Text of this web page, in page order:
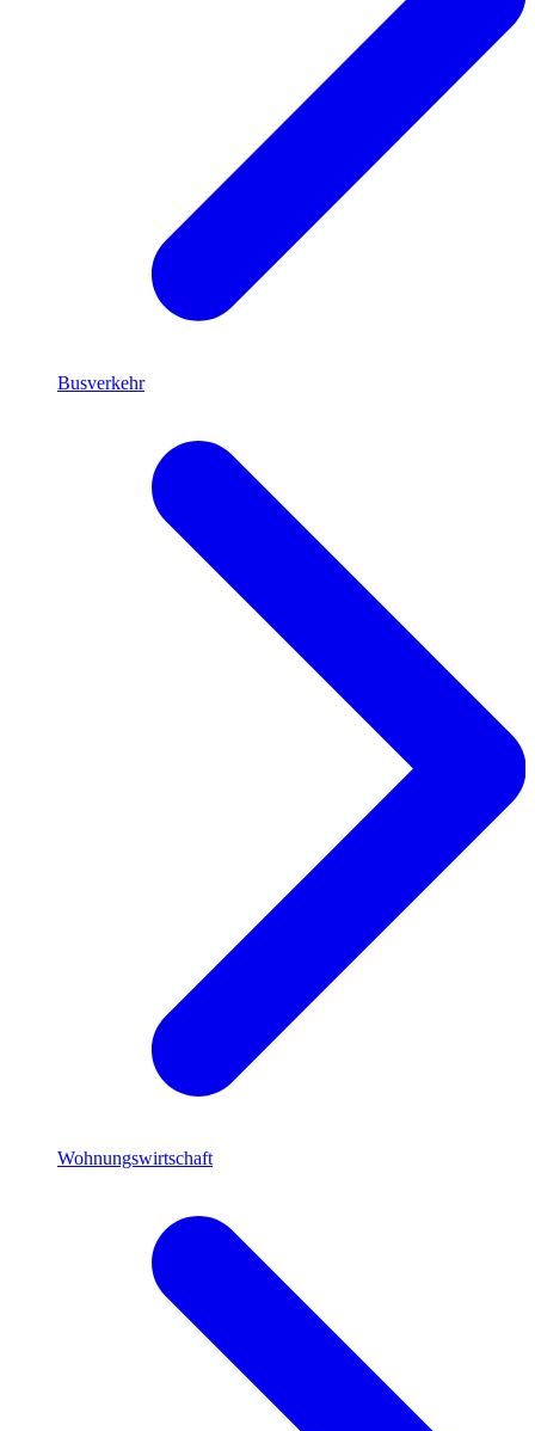
Busverkehr
Wohnungswirtschaft